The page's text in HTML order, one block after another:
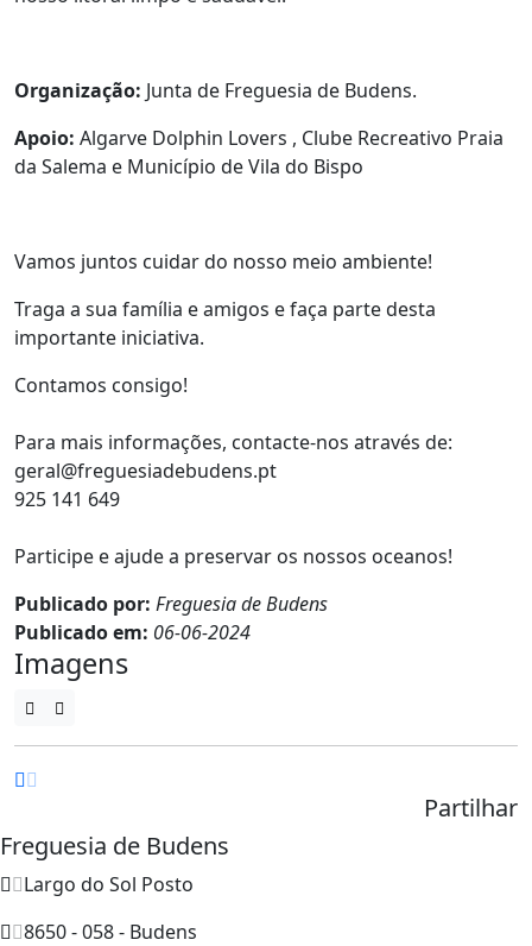
Organização: Junta de Freguesia de Budens.
Apoio: Algarve Dolphin Lovers , Clube Recreativo Praia
da Salema e Município de Vila do Bispo
Vamos juntos cuidar do nosso meio ambiente!
Traga a sua família e amigos e faça parte desta
importante iniciativa.
Contamos consigo!
Para mais informações, contacte-nos através de:
geral@freguesiadebudens.pt
925 141 649
Participe e ajude a preservar os nossos oceanos!
Publicado por: Freguesia de Budens
Publicado em: 06-06-2024
Imagens
Partilhar
Freguesia de Budens
Largo do Sol Posto
8650 - 058 - Budens